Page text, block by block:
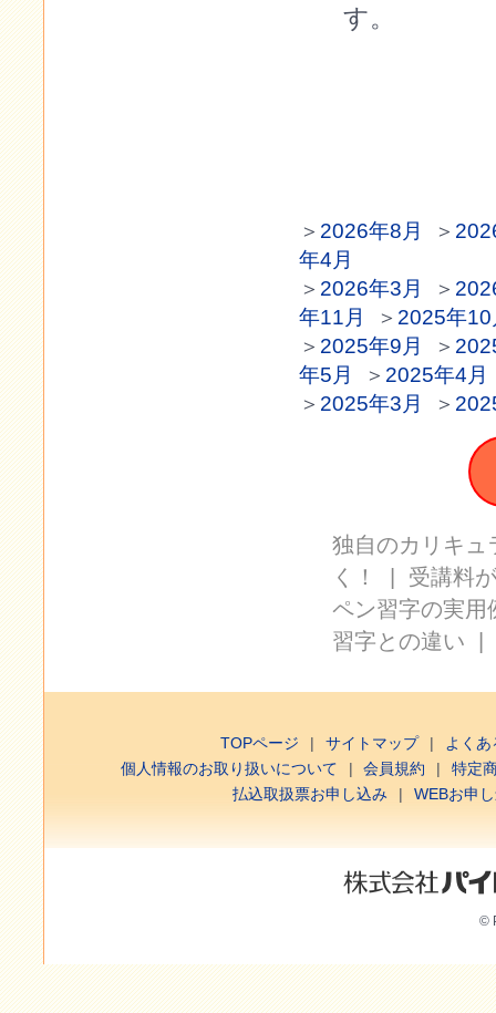
す。
＞ 2026年8月 ＞
年4月
＞ 2026年3月 ＞
年11月
＞ 2025年10
＞ 2025年9月 ＞
年5月
＞ 2025年4月
＞ 2025年3月 ＞
独自のカリキュ
く！
受講料
ペン習字の実用
習字との違い
TOPページ サイトマップ
よく
個人情報のお取り扱いについて
会員規約
特定
払込取扱票お申し込み
WEBお申
©